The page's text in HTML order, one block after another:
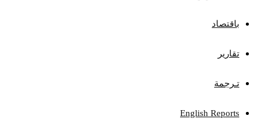
باقتصاد
تقارير
تـرجمة
English Reports